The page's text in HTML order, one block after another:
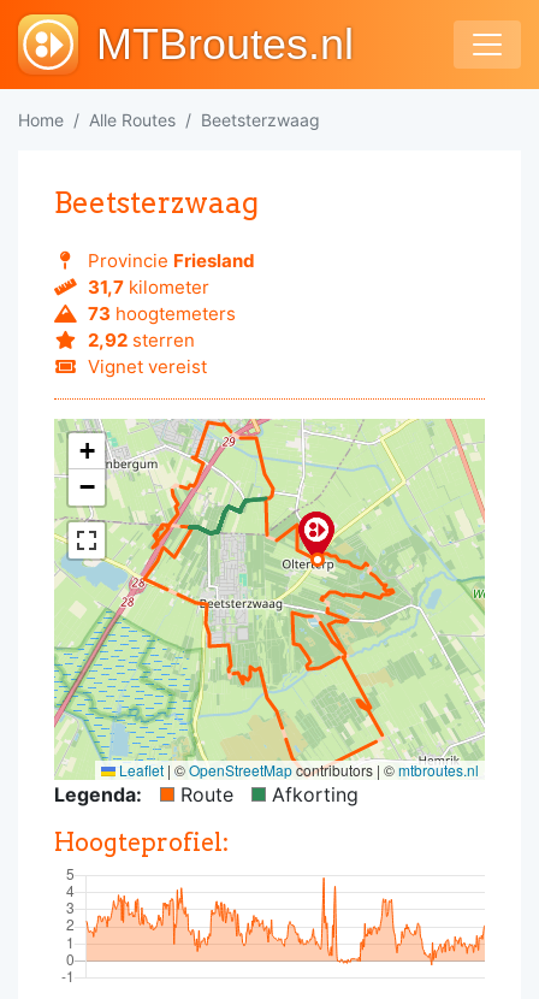
MTBroutes.nl
Home Alle Routes Beetsterzwaag
Beetsterzwaag
Provincie Friesland
31,7kilometer
73 hoogtemeters
2,92sterren
Vignet vereist
+
−
Leaflet | ©OpenStreetMapcontributors | ©mtbroutes.nl
Legenda: Route Afkorting
Hoogteprofiel: